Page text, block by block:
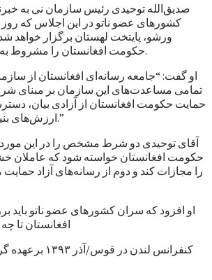
صدیق‌الله توحیدی رئیس سازمان نی به
کشورهای عضو ناتو در این اجلاس که
ورشو، پایتخت لهستان برگزار خواهد
حکومت افغانستان را مشروط به شرط‌های خاصی کند.
او گفت: “جامعه رسانه‌ای افغانستان از
تمامی مساعدت‌های این سازمان بر مبنای
حمایت حکومت افغانستان از آزادی بیان،
ارزش‌های بنیادین دموکراسی باشد.”
آقای توحیدی دو شرط مشخص را در این مورد
حکومت افغانستان خواسته شود که عاملان
را مجازات کند و دوم از رسانه‌های آزاد
او افزود که سران کشورهای عضو ناتو باید
افغانستان تا
کنفرانس لندن در